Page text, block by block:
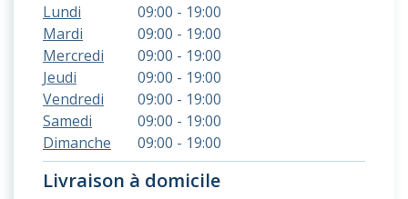
Lundi
09:00 - 19:00
Mardi
09:00 - 19:00
Mercredi
09:00 - 19:00
Jeudi
09:00 - 19:00
Vendredi
09:00 - 19:00
Samedi
09:00 - 19:00
Dimanche
09:00 - 19:00
Livraison à domicile